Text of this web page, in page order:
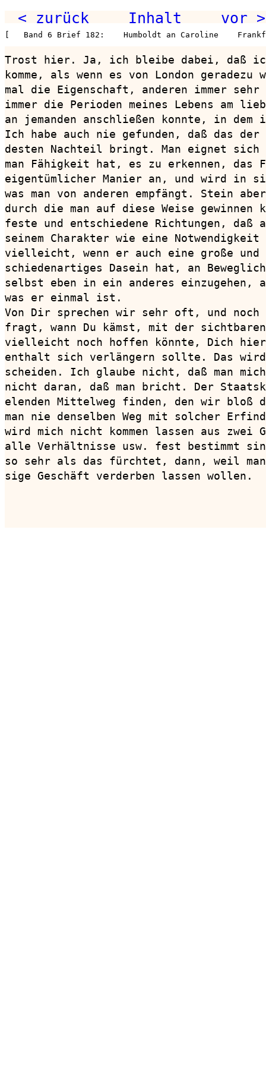
< zurück Inhalt vor >
[   Band 6 Brief 182:    Humboldt an Caroline
Trost hier. Ja, ich bleibe dabei, daß
komme, als wenn es von London
mal die Eigenschaft, anderen immer
immer die Perioden meines Lebens am
an jemanden anschließen konnte, in dem
Ich habe auch nie gefunden, daß das
desten Nachteil bringt. Man eignet sich
man Fähigkeit hat, es zu erkennen, das
eigentümlicher Manier an, und wird in
was man von anderen empfängt. Stein
durch die man auf diese Weise
feste und entschiedene Richtungen, daß
seinem Charakter wie eine
vielleicht, wenn er auch eine große
schiedenartiges Dasein hat, an
selbst eben in ein anderes
was er einmal ist.
Von Dir sprechen wir sehr oft, und
fragt, wann Du kämst, mit der
vielleicht noch hoffen könnte, Dich hier
enthalt sich verlängern sollte. Das wird
scheiden. Ich glaube nicht, daß man
nicht daran, daß man bricht. Der
elenden Mittelweg finden, den wir bloß
man nie denselben Weg mit solcher
wird mich nicht kommen lassen aus zwei
alle Verhältnisse usw. fest bestimmt
so sehr als das fürchtet, dann, weil
sige Geschäft verderben lassen wollen.